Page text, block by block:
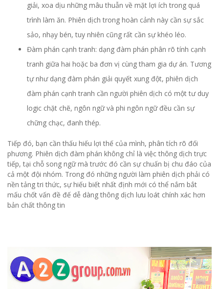
giải, xoa dịu những mâu thuẫn về mặt lợi ích trong quá
trình làm ăn. Phiên dịch trong hoàn cảnh này cần sự sắc
sảo, nhạy bén, tuy nhiên cũng rất cần sự khéo léo.
Đàm phán cạnh tranh: dạng đàm phán phân rõ tính cạnh
tranh giữa hai hoặc ba đơn vị cùng tham gia dự án. Tương
tự như dạng đàm phán giải quyết xung đột, phiên dịch
đàm phán cạnh tranh cần người phiên dịch có một tư duy
logic chặt chẽ, ngôn ngữ và phi ngôn ngữ đều cần sự
chững chạc, đanh thép.
Tiếp đó, bạn cần thấu hiếu lợi thế của mình, phân tích rõ đối
phương. Phiên dịch đàm phán không chỉ là việc thông dịch trực
tiếp, tại chỗ song ngữ mà trước đó cần sự chuấn bị chu đáo của
cả một đội nhóm. Trong đó những người làm phiên dịch phải có
nền tảng tri thức, sự hiếu biết nhất định mới có thể nắm bắt
mấu chốt vấn đề đế dễ dàng thông dịch lưu loát chính xác hơn
bản chất thông tin